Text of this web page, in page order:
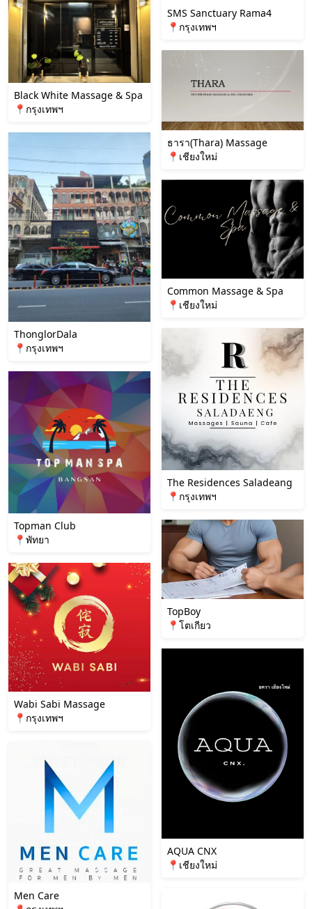
Black White Massage & Spa
📍กรุงเทพฯ
ThonglorDala
📍กรุงเทพฯ
Topman Club
📍พัทยา
Wabi Sabi Massage
📍กรุงเทพฯ
Men Care
SMS Sanctuary Rama4
📍กรุงเทพฯ
ธารา(Thara) Massage
📍เชียงใหม่
Common Massage & Spa
📍เชียงใหม่
The Residences Saladeang
📍กรุงเทพฯ
TopBoy
📍โตเกียว
AQUA CNX
📍เชียงใหม่